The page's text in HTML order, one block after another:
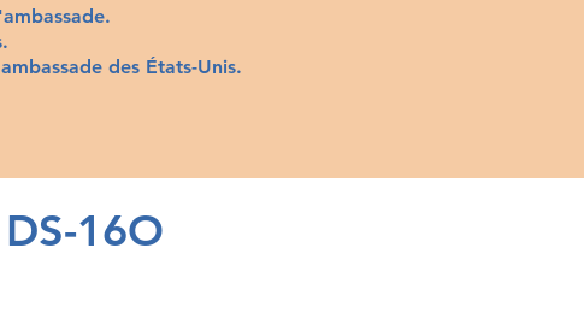
des États-Unis.
16O